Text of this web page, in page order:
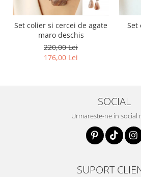
Set colier si cercei de agate
maro deschis
220,00 Lei
176,00 Lei
Set
SOCIAL
Urmareste-ne in social
SUPORT